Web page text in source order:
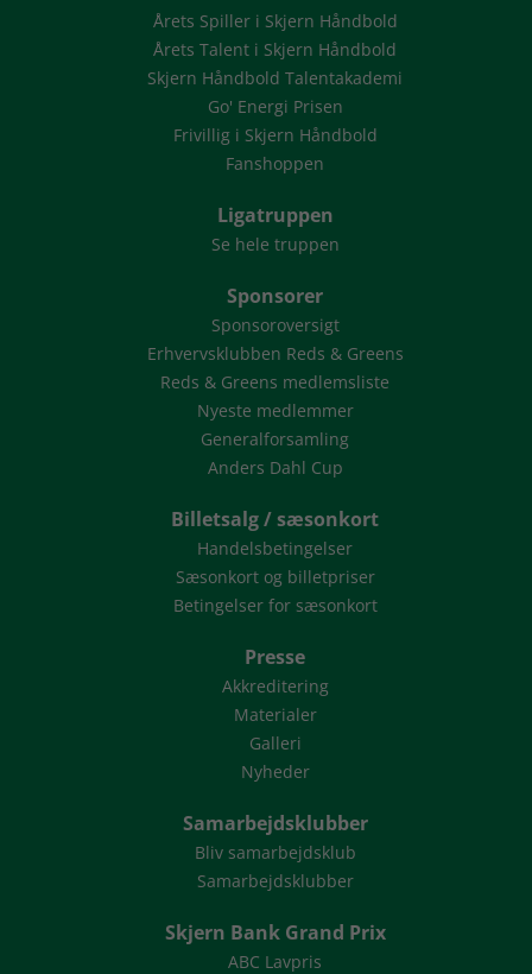
Årets Spiller i Skjern Håndbold
Årets Talent i Skjern Håndbold
Skjern Håndbold Talentakademi
Go' Energi Prisen
Frivillig i Skjern Håndbold
Fanshoppen
Ligatruppen
Se hele truppen
Sponsorer
Sponsoroversigt
Erhvervsklubben Reds & Greens
Reds & Greens medlemsliste
Nyeste medlemmer
Generalforsamling
Anders Dahl Cup
Billetsalg / sæsonkort
Handelsbetingelser
Sæsonkort og billetpriser
Betingelser for sæsonkort
Presse
Akkreditering
Materialer
Galleri
Nyheder
Samarbejdsklubber
Bliv samarbejdsklub
Samarbejdsklubber
Skjern Bank Grand Prix
ABC Lavpris